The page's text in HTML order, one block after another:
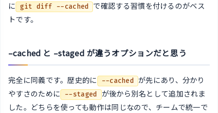
に
git diff --cached
で確認する習慣を付けるのがベス
トです。
–cached と –staged が違うオプションだと思う
完全に同義です。歴史的に --cached
が先にあり、分かり
やすさのために
--staged
が後から別名として追加されま
した。どちらを使っても動作は同じなので、チームで統一で